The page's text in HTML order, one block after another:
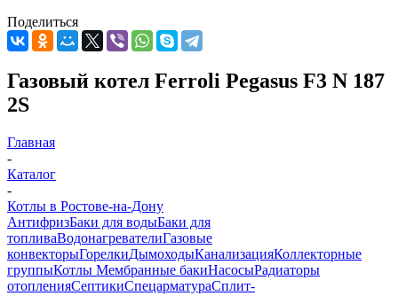
Поделиться
Газовый котел Ferroli Pegasus F3 N 187
2S
Главная
-
Каталог
-
Котлы в Ростове-на-Дону
АнтифризБаки для водыБаки для
топливаВодонагревателиГазовые
конвекторыГорелкиДымоходыКанализацияКоллекторные
группыКотлы Мембранные бакиНасосыРадиаторы
отопленияСептикиСпецарматураСплит-